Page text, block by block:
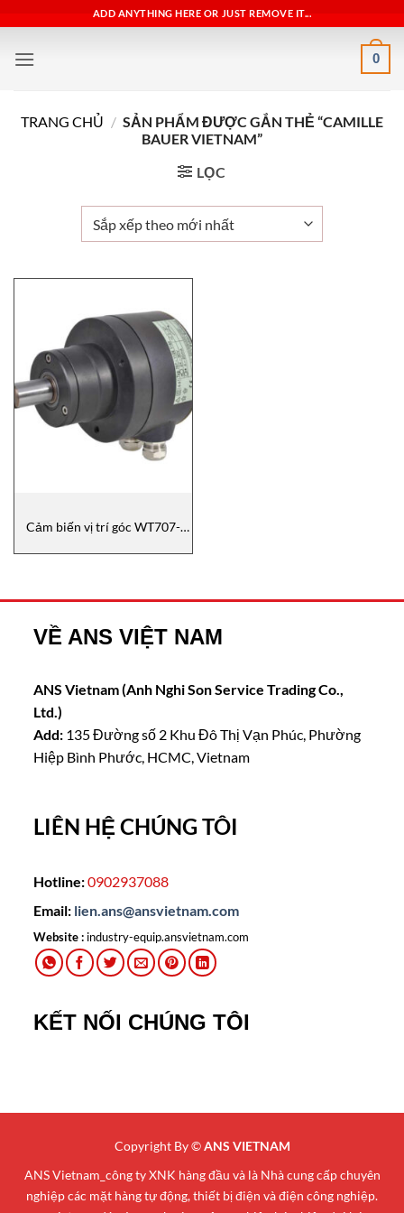
qua
nội
ADD ANYTHING HERE OR JUST REMOVE IT...
0
TRANG CHỦ / SẢN PHẨM ĐƯỢC GẮN THẺ “CAMILLE
BAUER VIETNAM”
LỌC
Cảm biến vị trí góc WT707-
VỀ ANS VIỆT NAM
ANS Vietnam (Anh Nghi Son Service Trading Co.,
Ltd.)
Add: 135 Đường số 2 Khu Đô Thị Vạn Phúc, Phường
Hiệp Bình Phước, HCMC, Vietnam
LIÊN HỆ CHÚNG TÔI
Hotline:0902937088
Email: lien.ans@ansvietnam.com
Website : industry-equip.ansvietnam.com
KẾT NỐI CHÚNG TÔI
Copyright By ©ANS VIETNAM
ANS Vietnam_công ty XNK hàng đầu và là Nhà cung cấp chuyên
nghiệp các mặt hàng tự động, thiết bị điện và điện công nghiệp.